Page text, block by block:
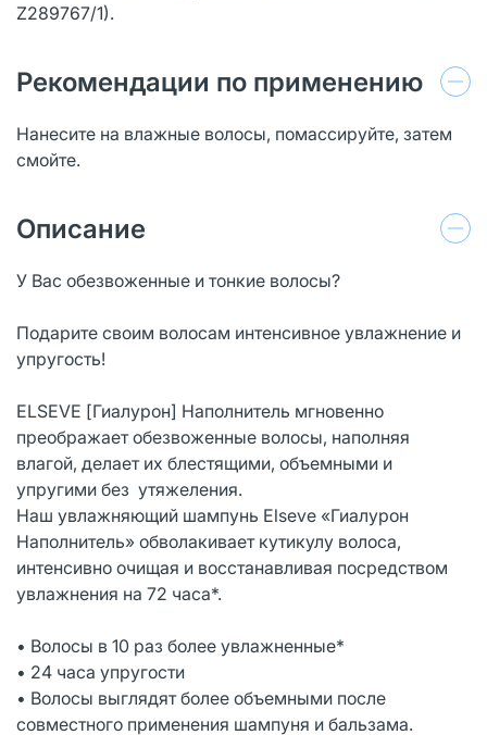
Z289767/1).
Рекомендации по применению
Нанесите на влажные волосы, помассируйте, затем
смойте.
Описание
У Вас обезвоженные и тонкие волосы?
Подарите своим волосам интенсивное увлажнение и
упругость!
ELSEVE [Гиалурон] Наполнитель мгновенно
преображает обезвоженные волосы, наполняя
влагой, делает их блестящими, объемными и
упругими без утяжеления.
Наш увлажняющий шампунь Elseve «Гиалурон
Наполнитель» обволакивает кутикулу волоса,
интенсивно очищая и восстанавливая посредством
увлажнения на 72 часа*.
• Волосы в 10 раз более увлажненные*
• 24 часа упругости
• Волосы выглядят более объемными после
совместного применения шампуня и бальзама.